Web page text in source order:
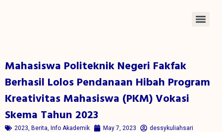
Mahasiswa Politeknik Negeri Fakfak
Berhasil Lolos Pendanaan Hibah Program
Kreativitas Mahasiswa (PKM) Vokasi
Skema Tahun 2023
2023, Berita, Info Akademik May 7, 2023 dessykuliahsari